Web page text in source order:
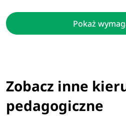
Pokaż
Zobacz inne
pedagogiczne